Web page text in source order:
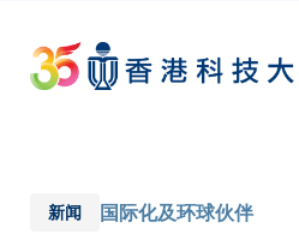
main
content
新闻 国际化及环球伙伴